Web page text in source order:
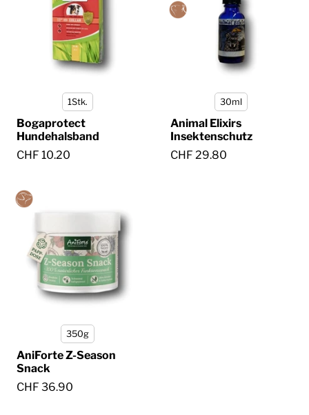
1Stk.
Bogaprotect
Hundehalsband
CHF 10.20
30ml
Animal Elixirs
Insektenschutz
CHF 29.80
350g
AniForte Z-Season
Snack
CHF 36.90